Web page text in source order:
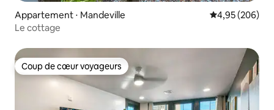
Appartement ⋅ Mandeville Évaluation
4,95 (206)
Le cottage
Coup de cœur voyageurs
Coup de cœur voyageurs